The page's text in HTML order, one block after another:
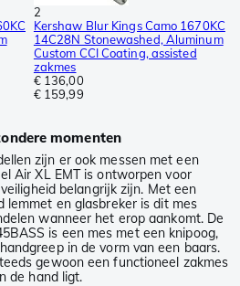
2
Kershaw Blur Kings Camo 1670KC
14C28N Stonewashed, Aluminum
Custom CCI Coating, assisted
zakmes
€ 136,00
€ 159,99
momenten
zijn er ook messen met een
Air XL EMT is ontworpen voor
belangrijk zijn. Met een
lemmet en glasbreker is dit mes
wanneer het erop aankomt. De
is een mes met een knipoog,
in de vorm van een baars.
gewoon een functioneel zakmes
de hand ligt.